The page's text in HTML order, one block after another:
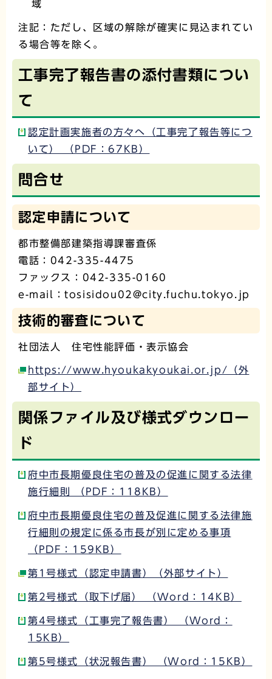
域
注記：ただし、区域の解除が確実に見込まれてい
る場合等を除く。
工事完了報告書の添付書類につい
て
認定計画実施者の方々へ（工事完了報告等につ
いて） （PDF：67KB）
問合せ
認定申請について
都市整備部建築指導課審査係
電話：042-335-4475
ファックス：042-335-0160
e-mail：tosisidou02@city.fuchu.tokyo.jp
技術的審査について
社団法人 住宅性能評価・表示協会
https://www.hyoukakyoukai.or.jp/（外
部サイト）
関係ファイル及び様式ダウンロー
ド
府中市長期優良住宅の普及の促進に関する法律
施行細則 （PDF：118KB）
府中市長期優良住宅の普及促進に関する法律施
行細則の規定に係る市長が別に定める事項
（PDF：159KB）
第1号様式（認定申請書）（外部サイト）
第2号様式（取下げ届） （Word：14KB）
第4号様式（工事完了報告書） （Word：
15KB）
第5号様式（状況報告書） （Word：15KB）